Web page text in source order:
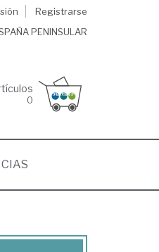
Registrarse
PENINSULAR
0